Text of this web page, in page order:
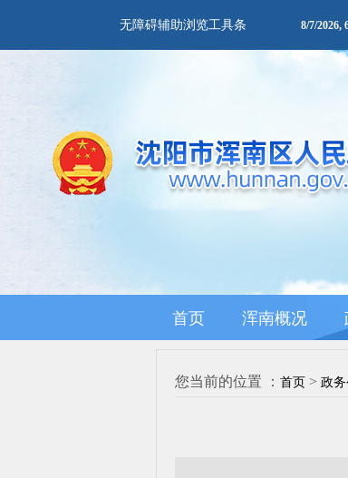
无障碍辅助浏览工具条 8/7/2026,
首页 浑南概况
您当前的位置 ： 首页 > 政